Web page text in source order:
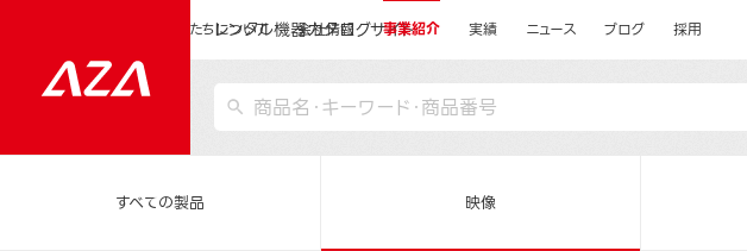
レンタル機器カタログサイト
私たちについて 会社情報 事業紹介 実績 ニュース ブログ 採用
すべての製品 映像